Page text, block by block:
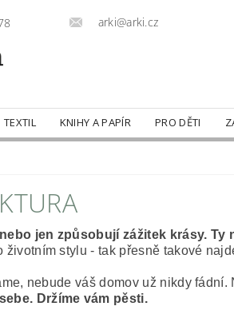
arki@arki.cz
TEXTIL KNIHY A PAPÍR PRO DĚTI
jen způsobují zážitek krásy.
stylu - tak přesně takové
nebude váš domov už nikdy
Držíme vám pěsti.